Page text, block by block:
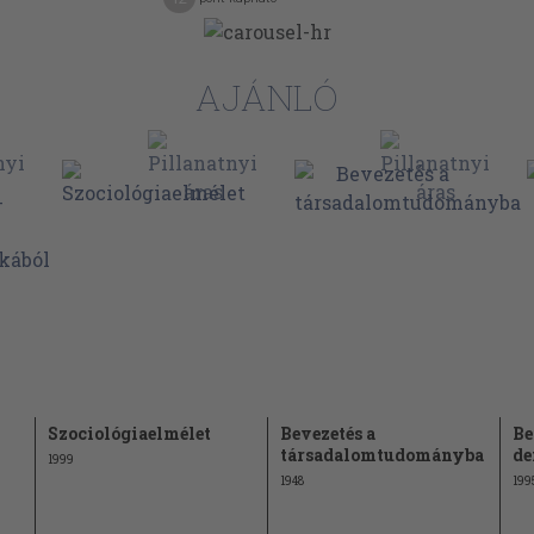
AJÁNLÓ
Szociológiaelmélet
1999
Bevezetés a
társadalomtudományba
1948